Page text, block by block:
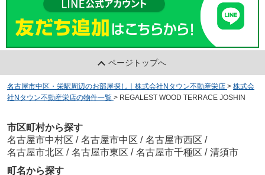
ページトップへ
名古屋市中区・栄駅周辺のお部屋探し｜株式会社Nタウン不動産栄店 > 株式会
社Nタウン不動産栄店の物件一覧 > REGALEST WOOD TERRACE JOSHIN
市区町村から探す
名古屋市中村区 / 名古屋市中区 / 名古屋市西区 /
名古屋市北区 / 名古屋市東区 / 名古屋市千種区 / 清須市
町名から探す